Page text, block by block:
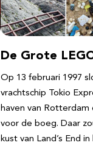
De Grote
Op 13 februari 1997
vrachtschip Tokio
haven van Rotterdam
voor de boeg. Daar
kust van Land’s End